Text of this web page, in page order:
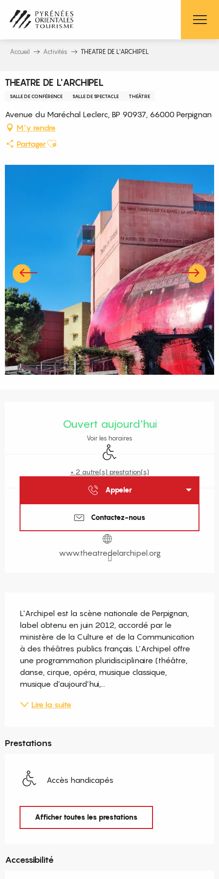
contenu
principal
Accueil Activités THEATRE DE L'ARCHIPEL
THEATRE DE L'ARCHIPEL
SALLE DE CONFÉRENCE SALLE DE SPECTACLE THÉÂTRE
Avenue du Maréchal Leclerc, BP 90937, 66000 Perpignan
M'y rendre
PartagerAjouter aux favoris
Ouvert aujourd'hui
Voir les horaires
Accès handicapés
+ 2 autre(s) prestation(s)
Appeler
Contactez-nous
www.theatredelarchipel.org
L'Archipel est la scène nationale de Perpignan,
label obtenu en juin 2012, accordé par le
ministère de la Culture et de la Communication
à des théâtres publics français. L’Archipel offre
une programmation pluridisciplinaire (théâtre,
danse, cirque, opéra, musique classique,
musique d’aujourd’hui,...
Lire la suite
Prestations
Accès handicapés
Afficher toutes les prestations
Accessibilité